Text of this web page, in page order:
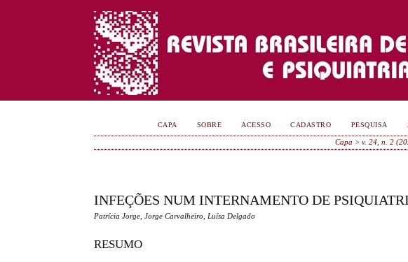
CAPA SOBRE ACESSO CADASTRO PESQUISA
Capa >v. 24, n. 2
INFEÇÕES NUM INTERNAMENTO DE
Patrícia Jorge, Jorge Carvalheiro, Luísa Delgado
RESUMO